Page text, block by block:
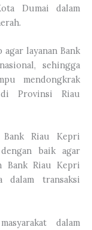
Dumai dalam
layanan Bank
sehingga
mendongkrak
di Provinsi Riau
Bank Riau Kepri
baik agar
Bank Riau Kepri
dalam transaksi
dalam